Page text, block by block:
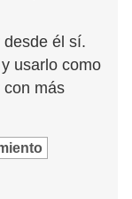
él sí.
usarlo como
con más